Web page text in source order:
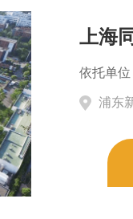
上海
依托单位
浦东